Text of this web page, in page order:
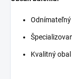
Kvalitný